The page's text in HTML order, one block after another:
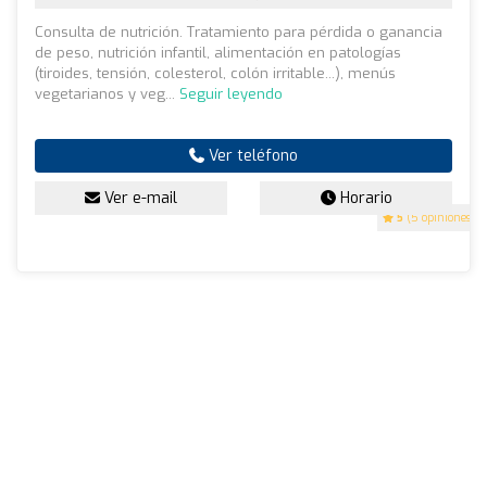
5 (5 opiniones)
Consulta de nutrición. Tratamiento para pérdida o ganancia
de peso, nutrición infantil, alimentación en patologías
(tiroides, tensión, colesterol, colón irritable...), menús
vegetarianos y veg... Seguir leyendo
Ver teléfono
Ver e-mail Horario